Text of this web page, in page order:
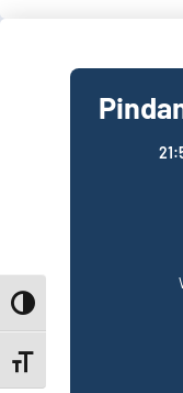
Toggle High Contrast
Toggle Font size